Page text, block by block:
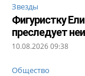
Звезды
Фигуристку
преследует
10.08.2026 09:38
Общество